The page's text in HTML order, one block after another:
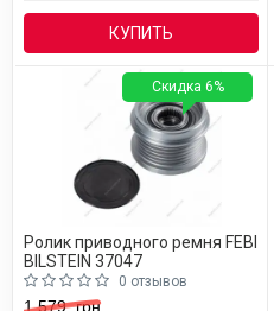
КУПИТЬ
Ролик приводного ремня FEBI
BILSTEIN 37047
0 отзывов
1 579грн.
Скидка 6%